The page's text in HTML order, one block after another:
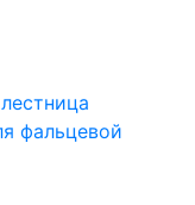
фальцевой